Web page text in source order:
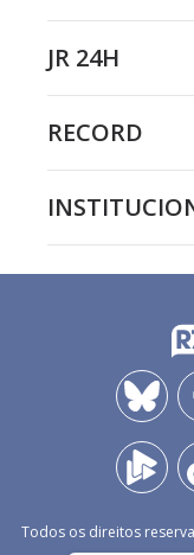
JR 24H
RECORD
Todos os direitos